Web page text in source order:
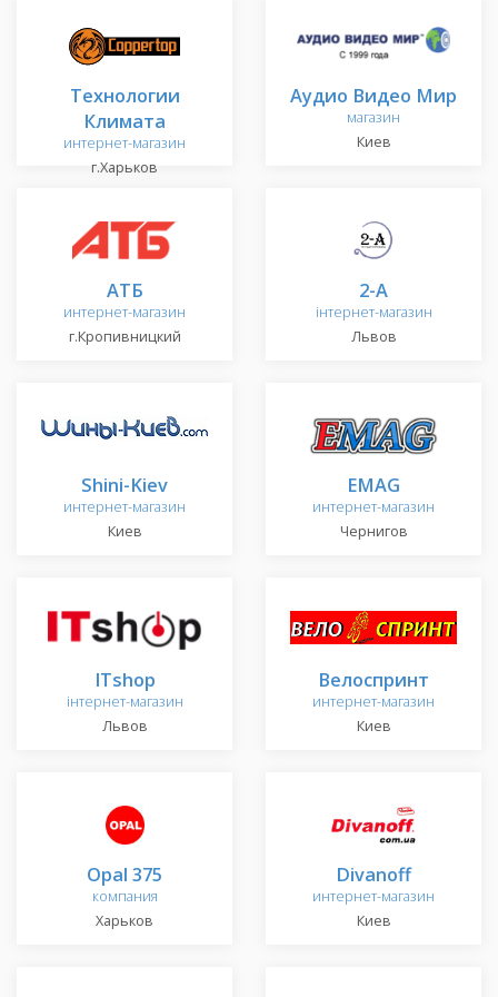
Технологии
Климата
интернет-магазин
г.Харьков
Аудио Видео Мир
магазин
Киев
АТБ
интернет-магазин
г.Кропивницкий
2-A
інтернет-магазин
Львов
Shini-Kiev
интернет-магазин
Киев
EMAG
интернет-магазин
Чернигов
ITshop
інтернет-магазин
Львов
Велоспринт
интернет-магазин
Киев
Opal 375
компания
Харьков
Divanoff
интернет-магазин
Киев